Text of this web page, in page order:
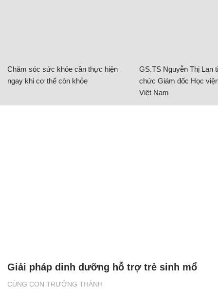
Chăm sóc sức khỏe cần thực hiện
ngay khi cơ thể còn khỏe
GS.TS Nguyễn Thị Lan
chức Giám đốc Học
Việt Nam
CÙNG CON TRƯỞNG THÀNH
Giải pháp dinh dưỡng hỗ trợ trẻ sinh mổ